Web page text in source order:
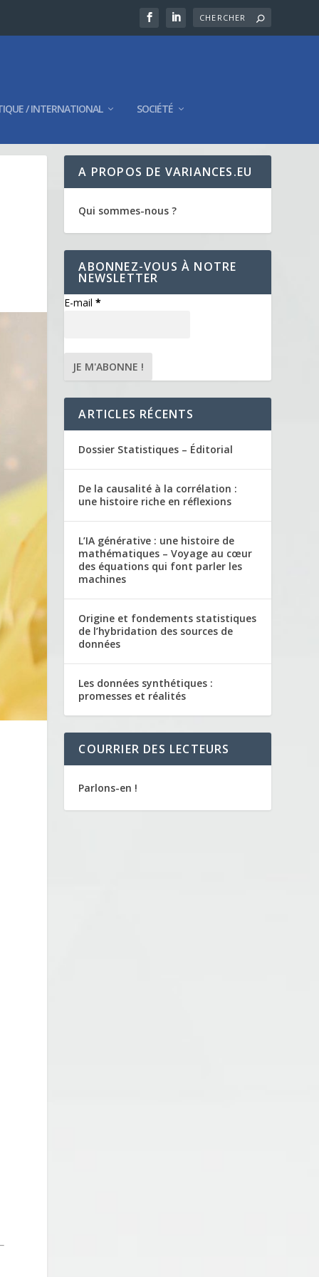
/ INTERNATIONAL SOCIÉTÉ
A PROPOS DE VARIANCES.EU
Qui sommes-nous ?
ABONNEZ-VOUS À NOTRE
NEWSLETTER
E-mail*
ARTICLES RÉCENTS
Dossier Statistiques – Éditorial
De la causalité à la corrélation :
une histoire riche en réflexions
L’IA générative : une histoire de
mathématiques – Voyage au cœur
des équations qui font parler les
machines
Origine et fondements statistiques
de l’hybridation des sources de
données
Les données synthétiques :
promesses et réalités
COURRIER DES LECTEURS
Parlons-en !